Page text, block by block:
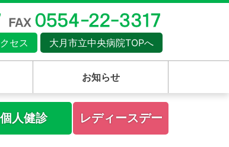
セス 大月市立中央病院TOPへ
お知らせ
個人健診 レディースデー